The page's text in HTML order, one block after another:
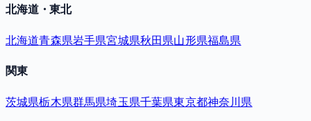
北海道・東北
北海道青森県岩手県宮城県秋田県山形県福島県
関東
茨城県栃木県群馬県埼玉県千葉県東京都神奈川県